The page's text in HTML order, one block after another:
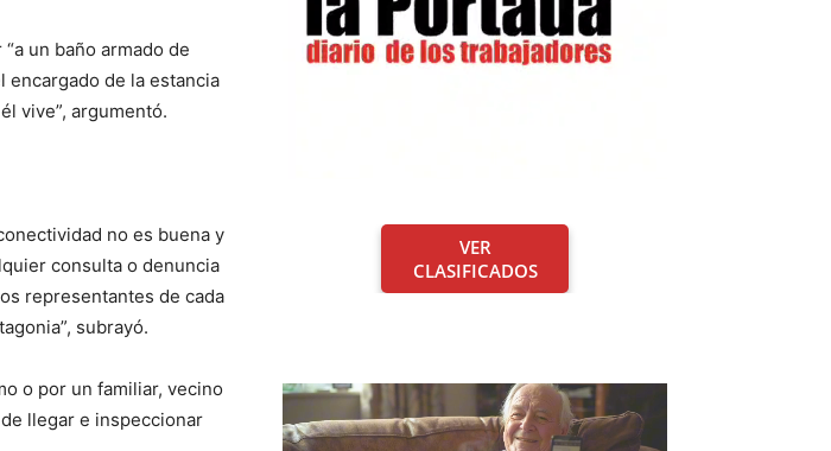
un baño armado de
encargado de la estancia
vive”, argumentó.
no es buena y
consulta o denuncia
representantes de cada
subrayó.
o por un familiar, vecino
llegar e inspeccionar
VER
CLASIFICADOS